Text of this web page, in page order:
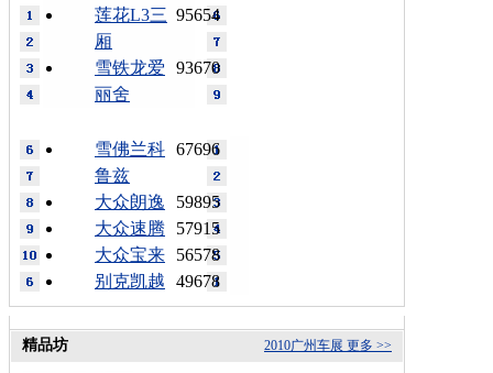
95654
莲花L3三
厢
93670
雪铁龙爱
丽舍
67696
雪佛兰科
鲁兹
59895
大众朗逸
57915
大众速腾
56578
大众宝来
49678
别克凯越
更多 >>
2010广州车展
精品坊